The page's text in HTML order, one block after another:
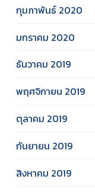
กุมภาพันธ์ 2020
มกราคม 2020
ธันวาคม 2019
พฤศจิกายน 2019
ตุลาคม 2019
กันยายน 2019
สิงหาคม 2019